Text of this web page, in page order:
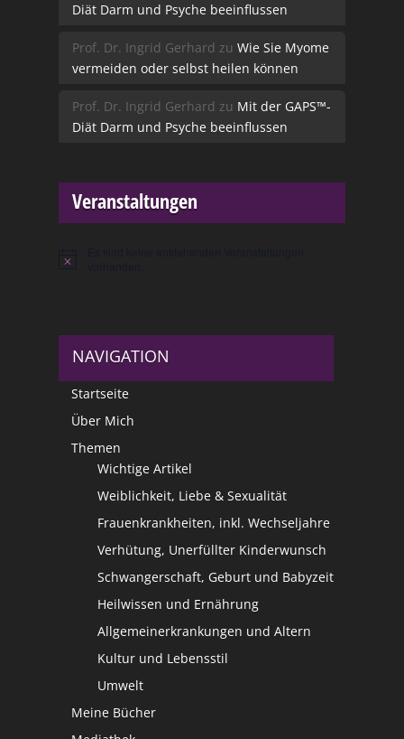
Diät Darm und Psyche beeinflussen
Prof. Dr. Ingrid Gerhard zu Wie Sie Myome
vermeiden oder selbst heilen können
Prof. Dr. Ingrid Gerhard zu Mit der GAPS™-
Diät Darm und Psyche beeinflussen
Veranstaltungen
Hinweis
NAVIGATION
Startseite
Über Mich
Themen
Wichtige Artikel
Weiblichkeit, Liebe & Sexualität
Frauenkrankheiten, inkl. Wechseljahre
Verhütung, Unerfüllter Kinderwunsch
Schwangerschaft, Geburt und Babyzeit
Heilwissen und Ernährung
Allgemeinerkrankungen und Altern
Kultur und Lebensstil
Umwelt
Meine Bücher